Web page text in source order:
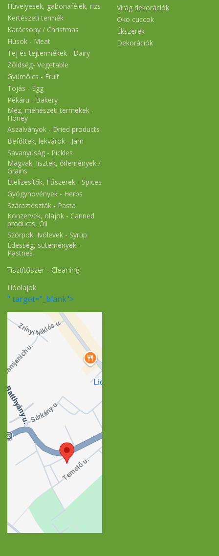
Hüvelyesek, gabonafélék, rizs
Kertészeti termék
Karácsony / Christmas
Húsok - Meat
Tej és tejtermékek - Dairy
Zöldség- Vegetable
Gyümölcs - Fruit
Tojás - Egg
Pékáru - Bakery
Méz, méhészeti termékek -
Honey
Aszalványok - Dried products
Befőttek, lekvárok - Jam
Savanyúság - Pickles
Magvak, lisztek, őrlemények /
Grains
Ételízesítők, Fűszerek - Spices
Gyógynövények - Herbs
Száraztészták - Pasta
Konzervek, olajok - Canned
products, Oil
Szörpök, Ivólevek - Syrup
Édesség, sütemények -
Pastries
Tisztítószer - Cleaning
Illóolajok
Virág dekorációk
Öko cuccok
Ékszerek
Dekorációk
" target="_blank">